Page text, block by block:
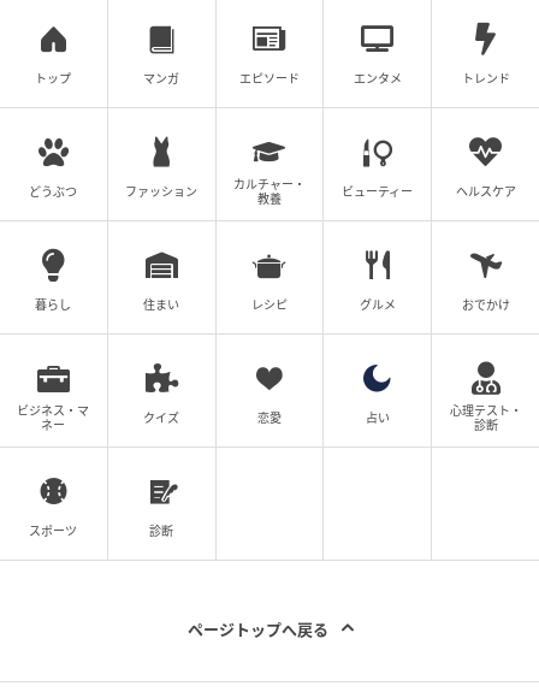
トップ マンガ エピソード エンタメ トレンド
どうぶつ ファッション
カルチャー・
教養
ビューティー ヘルスケア
暮らし 住まい レシピ グルメ おでかけ
ビジネス・マ
ネー
クイズ 恋愛 占い
心理テスト・
診断
スポーツ 診断
ページトップへ戻る